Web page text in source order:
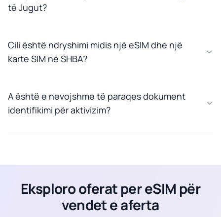
të Jugut?
Cili është ndryshimi midis një eSIM dhe një
karte SIM në SHBA?
A është e nevojshme të paraqes dokument
identifikimi për aktivizim?
Eksploro oferat per eSIM për
vendet e aferta